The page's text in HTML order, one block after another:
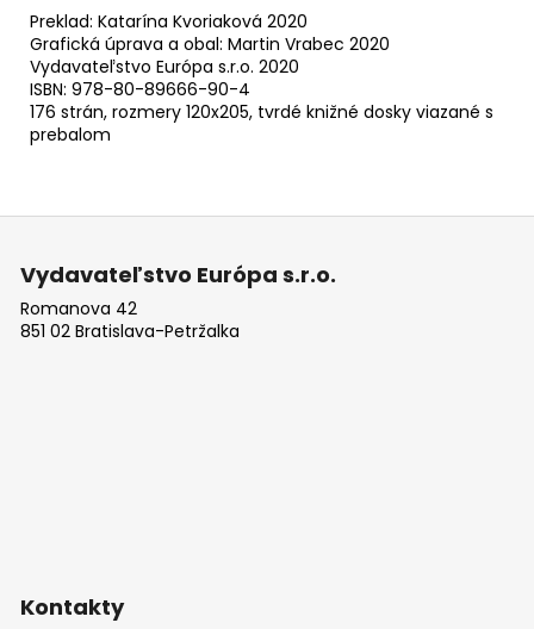
Preklad: Katarína Kvoriaková 2020
Grafická úprava a obal: Martin Vrabec 2020
Vydavateľstvo Európa s.r.o. 2020
ISBN: 978-80-89666-90-4
176 strán, rozmery 120x205, tvrdé knižné dosky viazané s
prebalom
Z
Vydavateľstvo Európa s.r.o.
Romanova 42
851 02 Bratislava-Petržalka
Kontakty